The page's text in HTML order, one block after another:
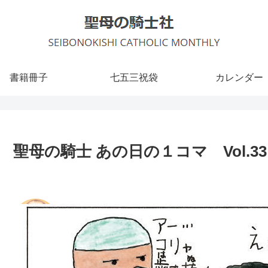
書籍冊子 七五三祝袋 カレンダー
聖母の騎士 あの日の１コマ